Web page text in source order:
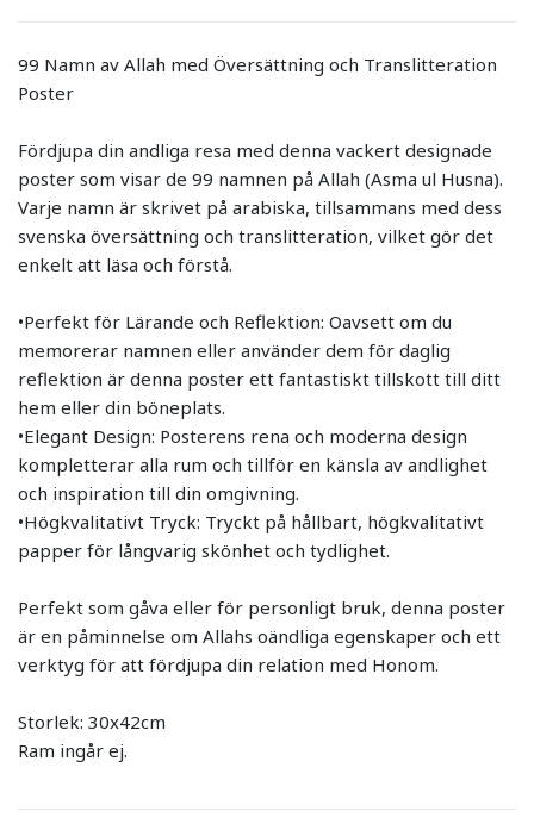
99 Namn av Allah med Översättning och Translitteration
Poster
Fördjupa din andliga resa med denna vackert designade
poster som visar de 99 namnen på Allah (Asma ul Husna).
Varje namn är skrivet på arabiska, tillsammans med dess
svenska översättning och translitteration, vilket gör det
enkelt att läsa och förstå.
•Perfekt för Lärande och Reflektion: Oavsett om du
memorerar namnen eller använder dem för daglig
reflektion är denna poster ett fantastiskt tillskott till ditt
hem eller din böneplats.
•Elegant Design: Posterens rena och moderna design
kompletterar alla rum och tillför en känsla av andlighet
och inspiration till din omgivning.
•Högkvalitativt Tryck: Tryckt på hållbart, högkvalitativt
papper för långvarig skönhet och tydlighet.
Perfekt som gåva eller för personligt bruk, denna poster
är en påminnelse om Allahs oändliga egenskaper och ett
verktyg för att fördjupa din relation med Honom.
Storlek: 30x42cm
Ram ingår ej.